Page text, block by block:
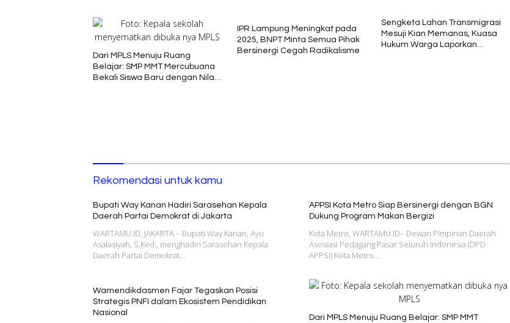
Dari MPLS Menuju Ruang
Belajar: SMP MMT Mercubuana
Bekali Siswa Baru dengan Nilai
IPR Lampung Meningkat pada
2025, BNPT Minta Semua Pihak
Bersinergi Cegah Radikalisme
Sengketa Lahan Transmigrasi
Mesuji Kian Memanas, Kuasa
Hukum Warga Laporkan
Rekomendasi untuk kamu
Bupati Way Kanan Hadiri Sarasehan Kepala
Daerah Partai Demokrat di Jakarta
WARTAMU.ID, JAKARTA – Bupati Way Kanan, Ayu
Asalasiyah, S.Ked., menghadiri Sarasehan Kepala
Daerah Partai Demokrat…
APPSI Kota Metro Siap Bersinergi dengan BGN
Dukung Program Makan Bergizi
Kota Metro, WARTAMU.ID– Dewan Pimpinan Daerah
Asosiasi Pedagang Pasar Seluruh Indonesia (DPD
APPSI) Kota Metro…
Wamendikdasmen Fajar Tegaskan Posisi
Strategis PNFI dalam Ekosistem Pendidikan
Nasional
Dari MPLS Menuju Ruang Belajar: SMP MMT